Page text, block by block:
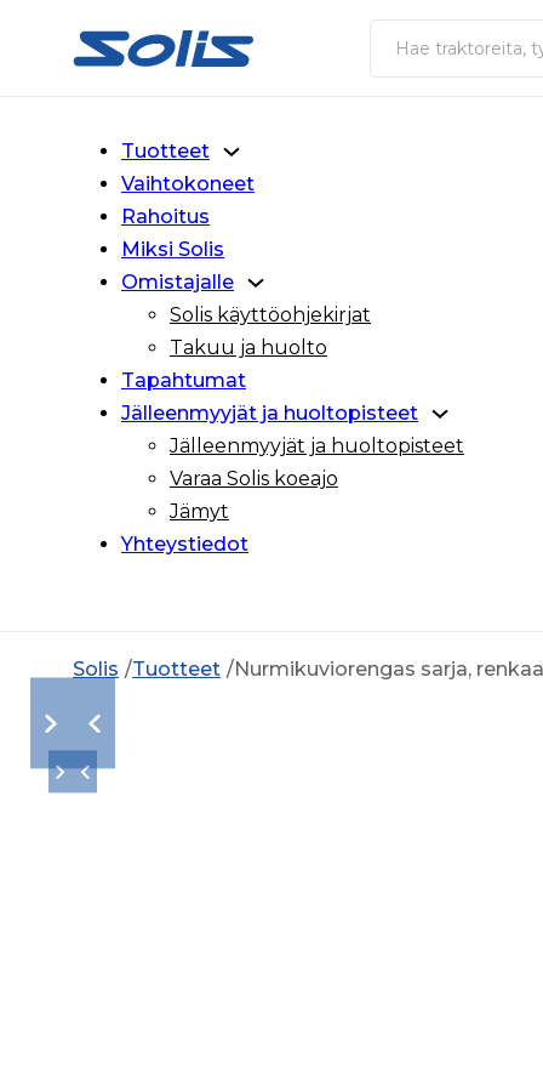
Siirry pääsisältöön
Siirry alatunnisteeseen
Haku
Tuotteet
Vaihtokoneet
Rahoitus
Miksi Solis
Omistajalle
Solis käyttöohjekirjat
Takuu ja huolto
Tapahtumat
Jälleenmyyjät ja huoltopisteet
Jälleenmyyjät ja huoltopisteet
Varaa Solis koeajo
Jämyt
Yhteystiedot
Solis Tuotteet Nurmikuviorengas sarja,